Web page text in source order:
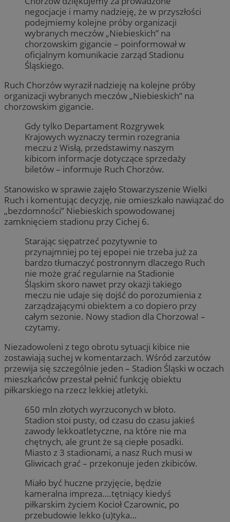
negocjacje i mamy nadzieję, że w przyszłości
podejmiemy kolejne próby organizacji
wybranych meczów „Niebieskich” na
chorzowskim gigancie – poinformował w
oficjalnym komunikacie zarząd Stadionu
Śląskiego.
Ruch Chorzów wyraził nadzieję na kolejne próby
organizacji wybranych meczów „Niebieskich” na
chorzowskim gigancie.
Gdy tylko Departament Rozgrywek
Krajowych wyznaczy termin rozegrania
meczu z Wisłą, przedstawimy naszym
kibicom informacje dotyczące sprzedaży
biletów – informuje Ruch Chorzów.
Stanowisko w sprawie zajęło Stowarzyszenie Wielki
Ruch i komentując decyzję, nie omieszkało nawiązać do
„bezdomności” Niebieskich spowodowanej
zamknięciem stadionu przy Cichej 6.
Starając siępatrzeć pozytywnie to
przynajmniej po tej epopei nie trzeba już za
bardzo tłumaczyć postronnym dlaczego Ruch
nie może grać regularnie na Stadionie
Śląskim skoro nawet przy okazji takiego
meczu nie udaje się dojść do porozumienia z
zarządzającymi obiektem a co dopiero przy
całym sezonie. Nowy stadion dla Chorzowa! –
czytamy.
Niezadowoleni z tego obrotu sytuacji kibice nie
zostawiają suchej w komentarzach. Wśród zarzutów
przewija się szczególnie jeden – Stadion Śląski w oczach
mieszkańców przestał pełnić funkcję obiektu
piłkarskiego na rzecz lekkiej atletyki.
650 mln złotych wyrzuconych w błoto.
Stadion stoi pusty, od czasu do czasu jakieś
zawody lekkoatletyczne, na które nie ma
chętnych, ale grunt że są ciepłe posadki.
Miasto z 3 stadionami, a nasz Ruch musi w
Gliwicach grać – przekonuje jeden zkibiców.
Miało być huczne przyjęcie, będzie
kameralna impreza….tętniący kiedyś
piłkarskim życiem Kocioł Czarownic, po
przebudowie lekko (u)tyka…